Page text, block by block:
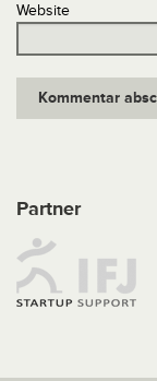
Website
Partner